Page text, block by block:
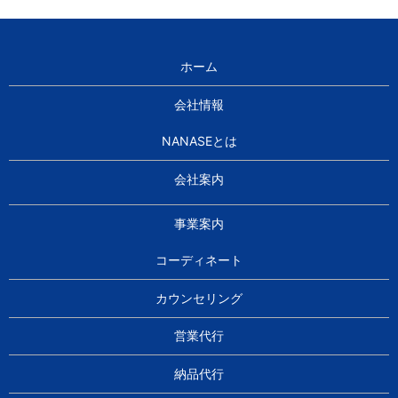
ホーム
会社情報
NANASEとは
会社案内
事業案内
コーディネート
カウンセリング
営業代行
納品代行